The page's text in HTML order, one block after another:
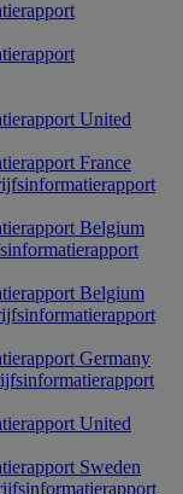
United
France
Belgium
Belgium
Germany
United
Sweden